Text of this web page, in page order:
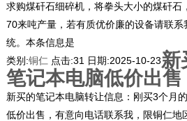
求购煤矸石细碎机，将拳头大小的煤矸
70来吨产量，若有质优价廉的设备请联
统。本条信息是
类别:铜仁 点击:31 日期:2025-10-23新
笔记本电脑低价出售
新买的笔记本电脑转让信息：刚买3个月
低价出售，有意向电话联系我，限铜仁地